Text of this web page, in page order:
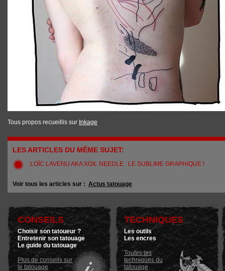
Tous propos recueillis sur Inkage
LES ARTICLES DU MÊME SUJET:
LOÏC LAVENU AKA XOIL NEEDLE : LE SUBLIME GRAPHIQUE !
Voir tous les articles sur : Actus tatouage
CONSEILS
Choisir son tatoueur ?
Entretenir son tatouage
Le guide du tatouage
Plus de conseils sur
le tatouage
TECHNIQUES
Les outils
Les encres
Toutes les
techniques du
tatouage